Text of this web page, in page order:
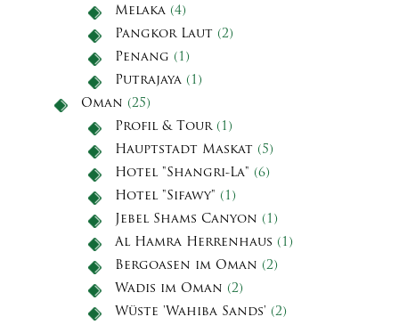
Melaka (4)
Pangkor Laut (2)
Penang (1)
Putrajaya (1)
Oman (25)
Profil & Tour(1)
Hauptstadt Maskat (5)
Hotel "Shangri-La" (6)
Hotel "Sifawy" (1)
Jebel Shams Canyon (1)
Al Hamra Herrenhaus (1)
Bergoasen im Oman (2)
Wadis im Oman (2)
Wüste 'Wahiba Sands' (2)